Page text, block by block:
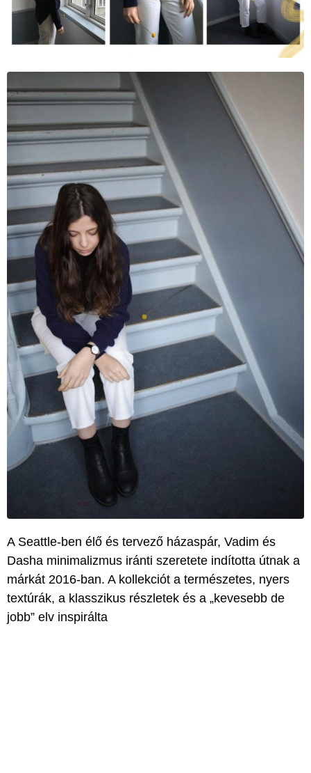
A Seattle-ben élő és tervező házaspár, Vadim és
Dasha minimalizmus iránti szeretete indította útnak a
márkát 2016-ban. A kollekciót a természetes, nyers
textúrák, a klasszikus részletek és a „kevesebb de
jobb” elv inspirálta